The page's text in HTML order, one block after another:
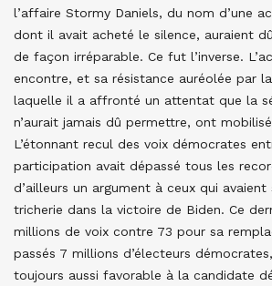
l’affaire Stormy Daniels, du nom d’une
dont il avait acheté le silence, auraient
de façon irréparable. Ce fut l’inverse.
encontre, et sa résistance auréolée par
laquelle il a affronté un attentat que la
n’aurait jamais dû permettre, ont
L’étonnant recul des voix démocrates
participation avait dépassé tous les
d’ailleurs un argument à ceux qui avaient
tricherie dans la victoire de Biden. Ce
millions de voix contre 73 pour sa
passés 7 millions d’électeurs
toujours aussi favorable à la candidate